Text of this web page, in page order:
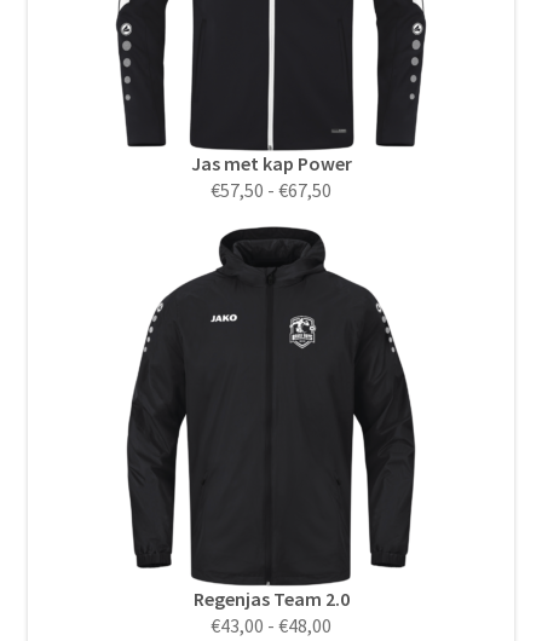
Jas met kap Power
€57,50 - €67,50
€67,50
Regenjas Team 2.0
€43,00 - €48,00